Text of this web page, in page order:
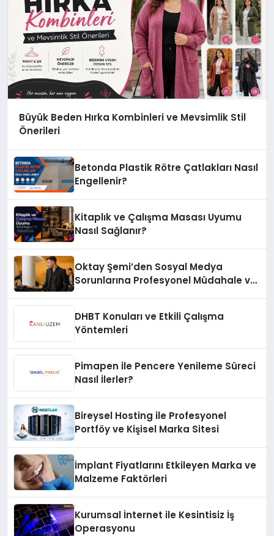
Büyük Beden Hırka Kombinleri ve Mevsimlik Stil
Önerileri
Betonda Plastik Rötre Çatlakları Nasıl
Engellenir?
Kitaplık ve Çalışma Masası Uyumu
Nasıl Sağlanır?
Oktay Şemi’den Sosyal Medya
Sorunlarına Profesyonel Müdahale ve
DHBT Konuları ve Etkili Çalışma
Yöntemleri
Pimapen ile Pencere Yenileme Süreci
Nasıl İlerler?
Bireysel Hosting ile Profesyonel
Portföy ve Kişisel Marka Sitesi
İmplant Fiyatlarını Etkileyen Marka ve
Malzeme Faktörleri
Kurumsal İnternet ile Kesintisiz İş
Operasyonu